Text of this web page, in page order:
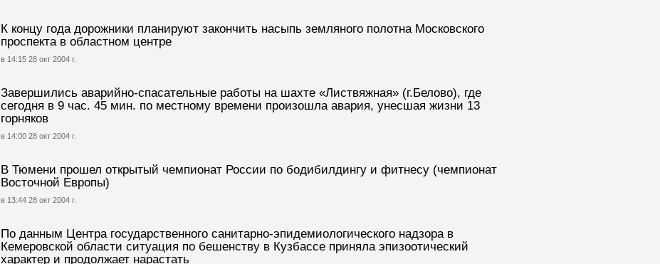
К концу года дорожники планируют закончить насыпь земляного полотна Московского
проспекта в областном центре
в 14:15 28 окт 2004 г.
Завершились аварийно-спасательные работы на шахте «Листвяжная» (г.Белово), где
сегодня в 9 час. 45 мин. по местному времени произошла авария, унесшая жизни 13
горняков
в 14:00 28 окт 2004 г.
В Тюмени прошел открытый чемпионат России по бодибилдингу и фитнесу (чемпионат
Восточной Европы)
в 13:44 28 окт 2004 г.
По данным Центра государственного санитарно-эпидемиологического надзора в
Кемеровской области ситуация по бешенству в Кузбассе приняла эпизоотический
характер и продолжает нарастать